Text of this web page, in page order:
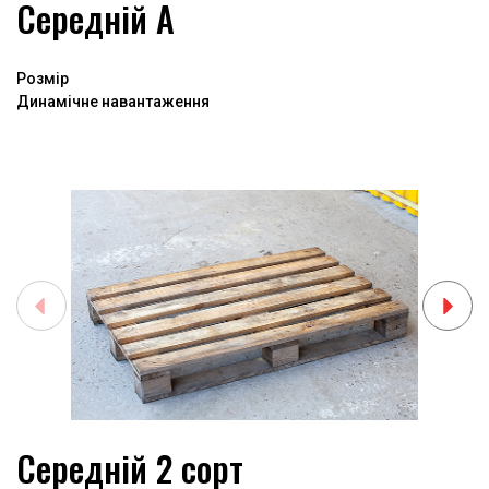
Середній А
Розмір
Динамічне навантаження
Середній 2 сорт